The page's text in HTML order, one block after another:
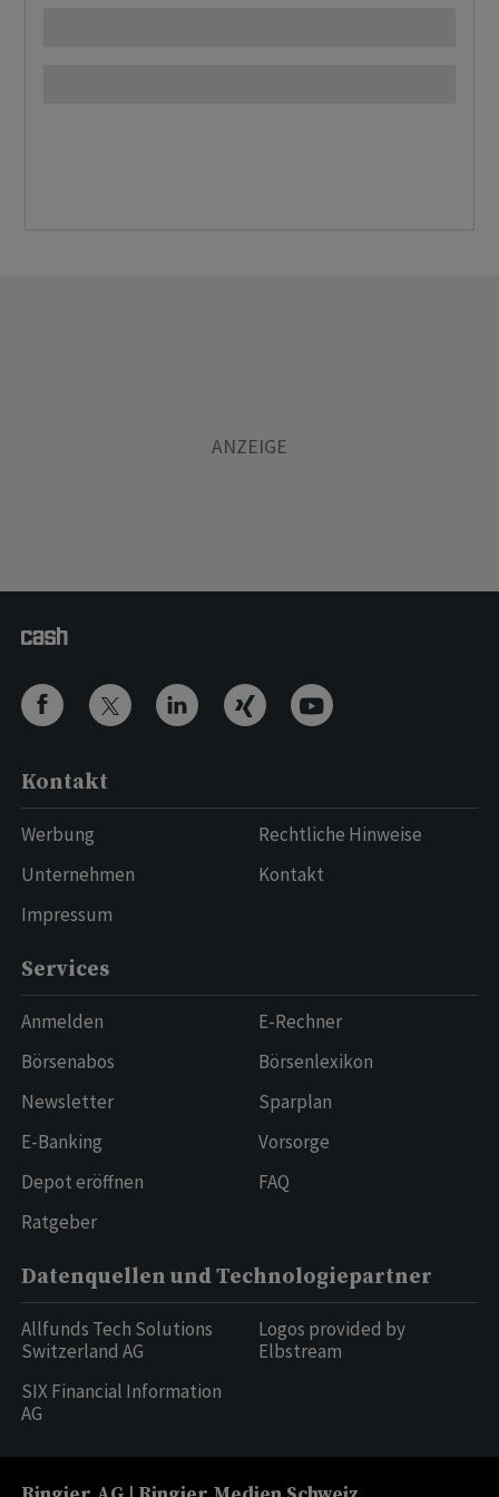
Kontakt
Werbung
Unternehmen
Impressum
Rechtliche Hinweise
Kontakt
Services
Anmelden
Börsenabos
Newsletter
E-Banking
Depot eröffnen
Ratgeber
E-Rechner
Börsenlexikon
Sparplan
Vorsorge
FAQ
Datenquellen und Technologiepartner
Allfunds Tech Solutions
Switzerland AG
SIX Financial Information
AG
Logos provided by
Elbstream